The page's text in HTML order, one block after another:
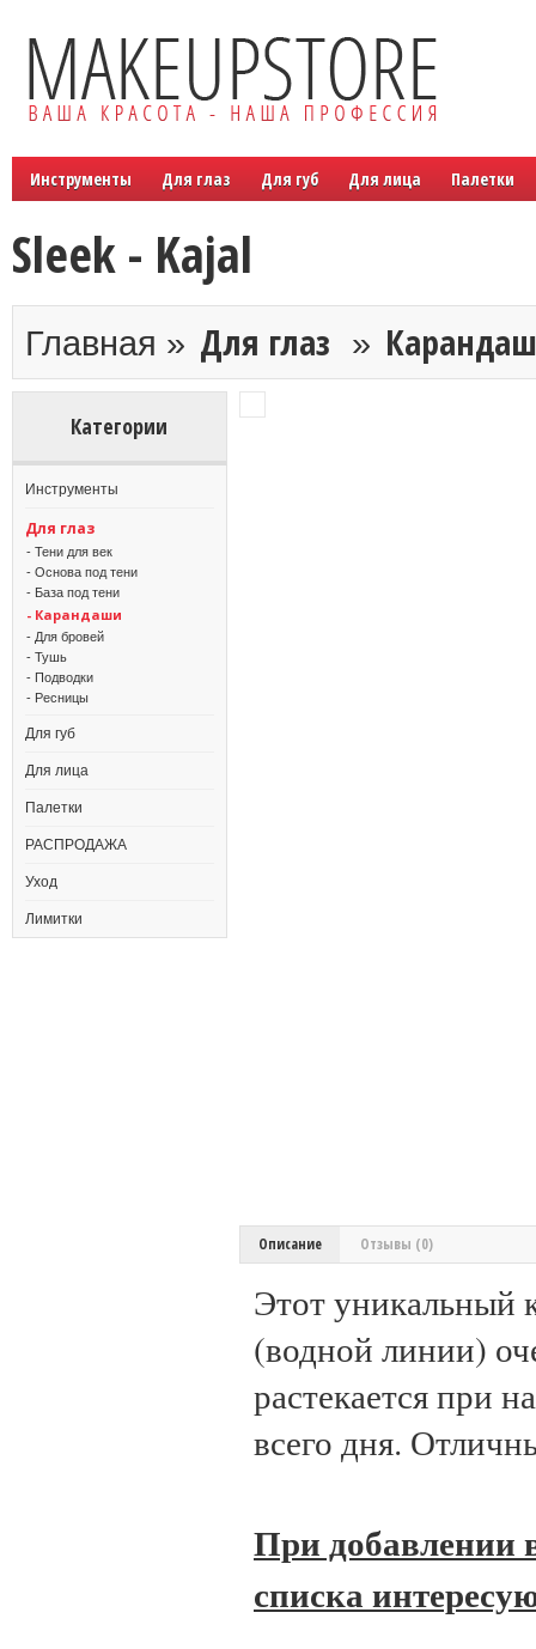
Инструменты Для глаз Для губ Для лица Палетки
Sleek - Kajal
Главная » Для глаз »
Категории
Инструменты
Для глаз
- Тени для век
- Основа под тени
- База под тени
- Карандаши
- Для бровей
- Тушь
- Подводки
- Ресницы
Для губ
Для лица
Палетки
РАСПРОДАЖА
Уход
Лимитки
Описание Отзывы (0)
Этот уникальный
(водной линии)
растекается при
всего дня.
При добавлении
списка